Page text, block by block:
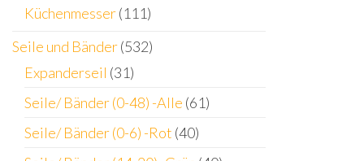
Küchenmesser(111)
Seile und Bänder(532)
Expanderseil (31)
Seile/ Bänder (0-48) -Alle (61)
Seile/ Bänder (0-6) -Rot (40)